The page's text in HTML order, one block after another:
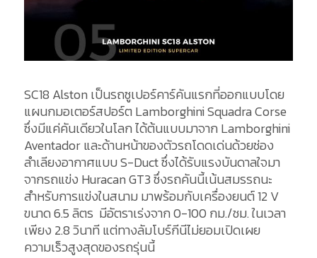
SC18 Alston เป็นรถซูเปอร์คาร์คันแรกที่ออกแบบโดย
แผนกมอเตอร์สปอร์ต Lamborghini Squadra Corse
ซึ่งมีแค่คันเดียวในโลก ได้ต้นแบบมาจาก Lamborghini
Aventador และด้านหน้าของตัวรถโดดเด่นด้วยช่อง
ลำเลียงอากาศแบบ S-Duct ซึ่งได้รับแรงบันดาลใจมา
จากรถแข่ง Huracan GT3 ซึ่งรถคันนี้เน้นสมรรถนะ
สำหรับการแข่งในสนาม มาพร้อมกับเครื่องยนต์ 12 V
ขนาด 6.5 ลิตร มีอัตราเร่งจาก 0-100 กม./ชม. ในเวลา
เพียง 2.8 วินาที แต่ทางลัมโบร์กีนีไม่ยอมเปิดเผย
ความเร็วสูงสุดของรถรุ่นนี้